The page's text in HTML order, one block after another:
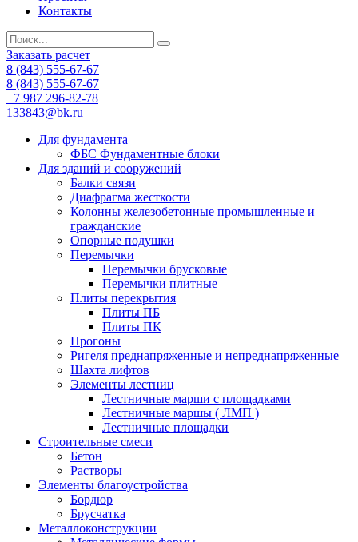
Контакты
Заказать расчет
8 (843) 555-67-67
8 (843) 555-67-67
+7 987 296-82-78
133843@bk.ru
Для фундамента
ФБС Фундаментные блоки
Для зданий и сооружений
Балки связи
Диафрагма жесткости
Колонны железобетонные промышленные и
гражданские
Опорные подушки
Перемычки
Перемычки брусковые
Перемычки плитные
Плиты перекрытия
Плиты ПБ
Плиты ПК
Прогоны
Ригеля преднапряженные и непреднапряженные
Шахта лифтов
Элементы лестниц
Лестничные марши с площадками
Лестничные маршы ( ЛМП )
Лестничные площадки
Строительные смеси
Бетон
Растворы
Элементы благоустройства
Бордюр
Брусчатка
Металлоконструкции